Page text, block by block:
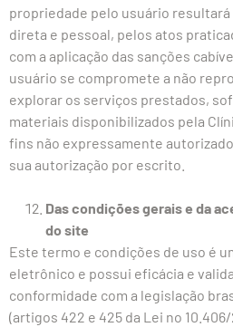
propriedade pelo usuário
direta e pessoal, pelos atos
com a aplicação das sanções
usuário se compromete a não
explorar os serviços prestados,
materiais disponibilizados pela
fins não expressamente
sua autorização por escrito.
Das condições gerais e da
do site
Este termo e condições de uso é
eletrônico e possui eficácia e
conformidade com a legislação
(artigos 422 e 425 da Lei no